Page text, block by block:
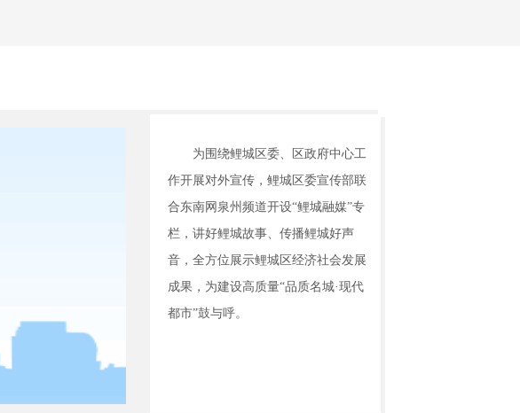
为围绕鲤城区委、区政府中心工
作开展对外宣传，鲤城区委宣传部联
合东南网泉州频道开设“鲤城融媒”专
栏，讲好鲤城故事、传播鲤城好声
音，全方位展示鲤城区经济社会发展
成果，为建设高质量“品质名城·现代
都市”鼓与呼。